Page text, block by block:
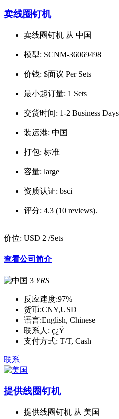
卖线圈钉机
卖线圈钉机 从 中国
模型: SCNM-36069498
价钱: $面议 Per Sets
最小起订量: 1 Sets
交货时间: 1-2 Business Days
装运港: 中国
打包: 标准
容量: large
资质认证: bsci
评分: 4.3 (10 reviews).
价位: USD 2 /Sets
查看公司简介
3 YRS
反应速度:97%
货币:CNY,USD
语言:English, Chinese
联系人: ç¿Ÿ
支付方式: T/T, Cash
联系
提供线圈钉机
提供线圈钉机 从 美国